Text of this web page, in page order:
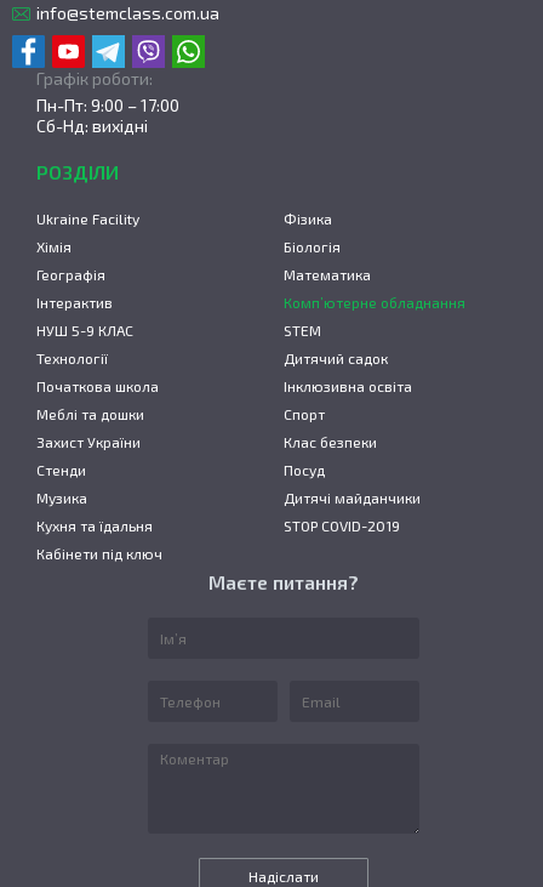
info@stemclass.com.ua
Графік роботи:
Пн-Пт: 9:00 – 17:00
Сб-Нд: вихідні
РОЗДІЛИ
Ukraine Facility
Фізика
Хімія
Біологія
Географія
Математика
Інтерактив
Комп’ютерне обладнання
НУШ 5-9 КЛАС
STEM
Технології
Дитячий садок
Початкова школа
Інклюзивна освіта
Меблі та дошки
Спорт
Захист України
Клас безпеки
Стенди
Посуд
Музика
Дитячі майданчики
Кухня та їдальня
STOP COVID-2019
Кабінети під ключ
Маєте питання?